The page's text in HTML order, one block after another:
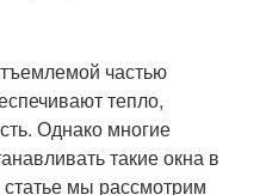
частью
тепло,
Однако многие
такие окна в
мы рассмотрим